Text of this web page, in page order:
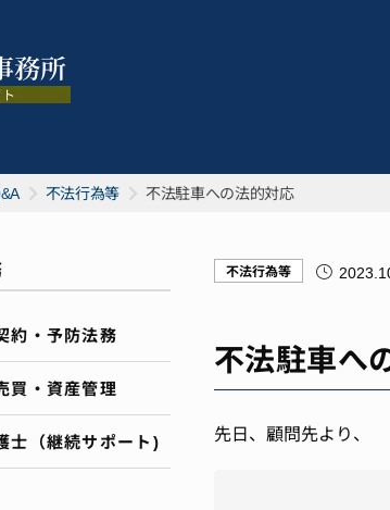
不法行為等 不法駐車への法的対応
不法行為等
不法駐車へ
先日、顧問先より、
約・予防法務
買・資産管理
士（継続サポート)